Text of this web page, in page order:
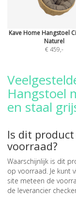
Kave Home Hangstoel
Naturel
€ 459,-
Hangstoel
en staal
Is dit
voorraad?
Waarschijnlijk is dit
op voorraad. Je kunt
site meteen de
de leverancier